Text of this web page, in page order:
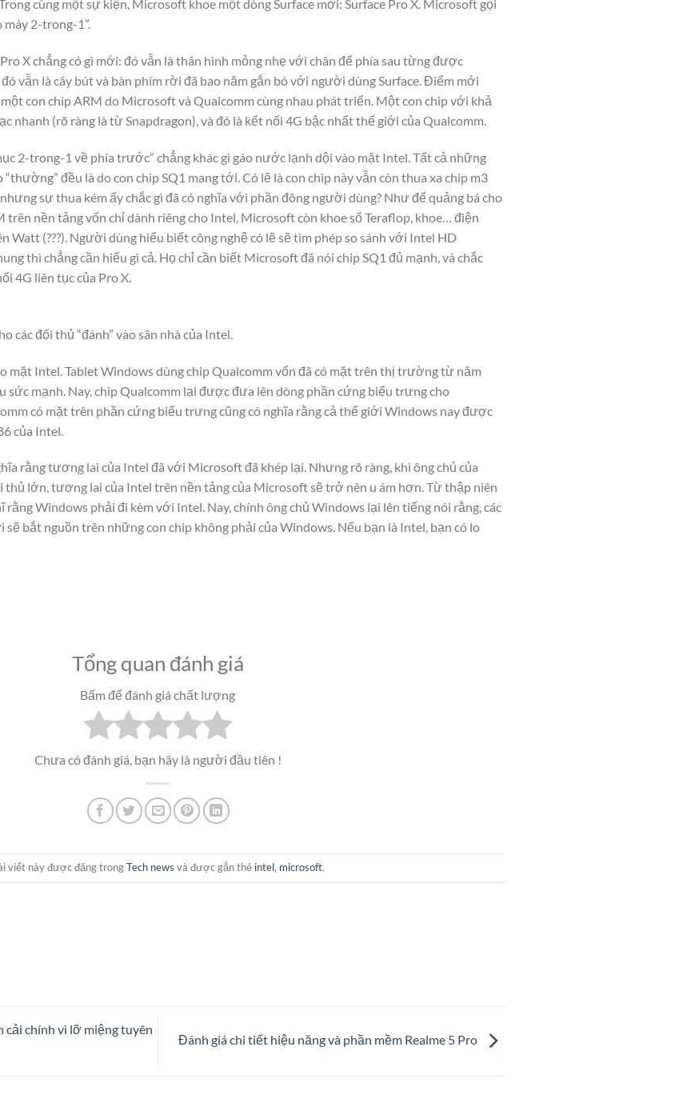
cùng một sự kiện, Microsoft khoe một dòng Surface mới: Surface Pro X. Microsoft gọi
máy 2-trong-1”.
X chẳng có gì mới: đó vẫn là thân hình mỏng nhẹ với chân đế phía sau từng được
vẫn là cây bút và bàn phím rời đã bao năm gắn bó với người dùng Surface. Điểm mới
con chip ARM do Microsoft và Qualcomm cùng nhau phát triển. Một con chip với khả
nhanh (rõ ràng là từ Snapdragon), và đó là kết nối 4G bậc nhất thế giới của Qualcomm.
2-trong-1 về phía trước” chẳng khác gì gáo nước lạnh dội vào mặt Intel. Tất cả những
đều là do con chip SQ1 mang tới. Có lẽ là con chip này vẫn còn thua xa chip m3
sự thua kém ấy chắc gì đã có nghĩa với phần đông người dùng? Như để quảng bá cho
trên nền tảng vốn chỉ dành riêng cho Intel, Microsoft còn khoe số Teraflop, khoe… điện
Watt (???). Người dùng hiểu biết công nghệ có lẽ sẽ tìm phép so sánh với Intel HD
thì chẳng cần hiểu gì cả. Họ chỉ cần biết Microsoft đã nói chip SQ1 đủ mạnh, và chắc
4G liên tục của Pro X.
các đối thủ “đánh” vào sân nhà của Intel.
mặt Intel. Tablet Windows dùng chip Qualcomm vốn đã có mặt trên thị trường từ năm
sức mạnh. Nay, chip Qualcomm lại được đưa lên dòng phần cứng biểu trưng cho
có mặt trên phần cứng biểu trưng cũng có nghĩa rằng cả thế giới Windows nay được
của Intel.
rằng tương lai của Intel đã với Microsoft đã khép lại. Nhưng rõ ràng, khi ông chủ của
lớn, tương lai của Intel trên nền tảng của Microsoft sẽ trở nên u ám hơn. Từ thập niên
Windows phải đi kèm với Intel. Nay, chính ông chủ Windows lại lên tiếng nói rằng, các
bắt nguồn trên những con chip không phải của Windows. Nếu bạn là Intel, bạn có lo
Tổng quan đánh giá
Bấm để đánh giá chất lượng
Chưa có đánh giá, bạn hãy là người đầu tiên !
viết này được đăng trongTech news và được gắn thẻ intel, microsoft.
cải chính vì lỡ miệng tuyên
Đánh giá chi tiết hiệu năng và phần mềm Realme 5 Pro